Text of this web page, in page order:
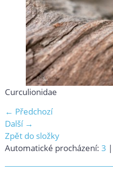
Curculionidae
← Předchozí
Další →
Zpět do složky
Automatické procházení: 3 |